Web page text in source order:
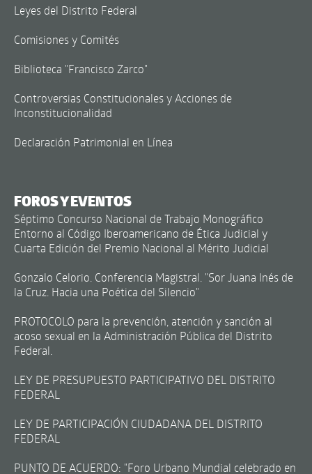
Leyes del Distrito Federal
Comisiones y Comités
Biblioteca "Francisco Zarco"
Controversias Constitucionales y Acciones de
Inconstitucionalidad
Declaración Patrimonial en Línea
FOROS Y EVENTOS
Séptimo Concurso Nacional de Trabajo Monográfico
Entorno al Código Iberoamericano de Ética Judicial y
Cuarta Edición del Premio Nacional al Mérito Judicial
Gonzalo Celorio. Conferencia Magistral. "Sor Juana Inés de
la Cruz. Hacia una Poética del Silencio"
PROTOCOLO para la prevención, atención y sanción al
acoso sexual en la Administración Pública del Distrito
Federal.
LEY DE PRESUPUESTO PARTICIPATIVO DEL DISTRITO
FEDERAL
LEY DE PARTICIPACIÓN CIUDADANA DEL DISTRITO
FEDERAL
PUNTO DE ACUERDO: "Foro Urbano Mundial celebrado en